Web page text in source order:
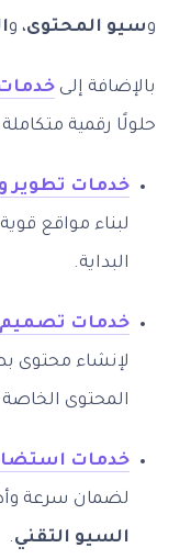
وسيو المحتوى، و
بالإضافة إلى
حلولًا رقمية
خدمات تطوير
لبناء مواقع
البداية.
خدمات تصميم
لإنشاء محتوى
المحتوى
خدمات
لضمان سرعة
السيو التقني.